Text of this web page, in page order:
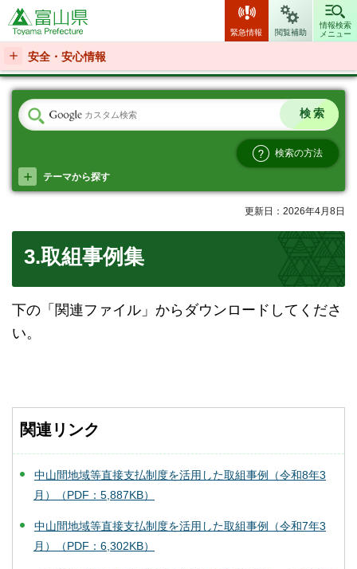
富山県
緊急情報 閲覧補助
情報検索
メニュー
安全・安心情報
検索の方法
テーマから探す
更新日：2026年4月8日
3.取組事例集
下の「関連ファイル」からダウンロードしてくださ
い。
関連リンク
中山間地域等直接支払制度を活用した取組事例（令和8年3
月）（PDF：5,887KB）
中山間地域等直接支払制度を活用した取組事例（令和7年3
月）（PDF：6,302KB）